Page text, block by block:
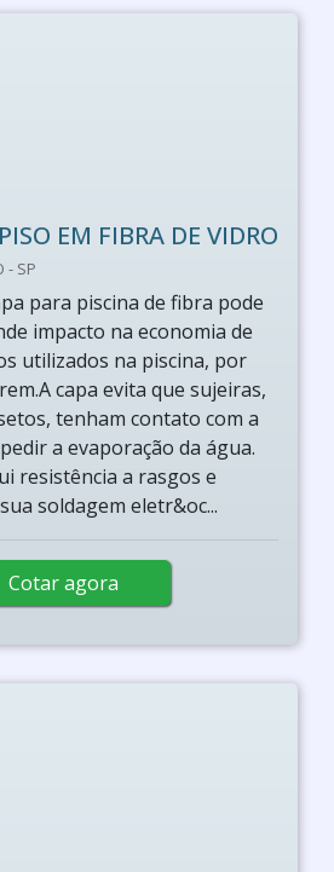
EM FIBRA DE VIDRO
- SP
para piscina de fibra pode
impacto na economia de
utilizados na piscina, por
capa evita que sujeiras,
tenham contato com a
a evaporação da água.
resistência a rasgos e
soldagem eletr&oc...
Cotar agora